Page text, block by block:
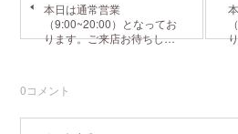
本日は通常営業
（9:00~20:00）となってお
ります。ご来店お待ちし…
0コメント